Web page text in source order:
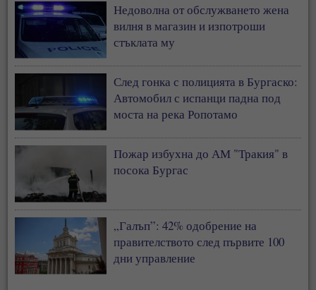
Недоволна от обслужването жена
вилня в магазин и изпотроши
стъклата му
След гонка с полицията в Бургаско:
Автомобил с испанци падна под
моста на река Ропотамо
Пожар избухна до АМ "Тракия" в
посока Бургас
„Галъп”: 42% одобрение на
правителството след първите 100
дни управление